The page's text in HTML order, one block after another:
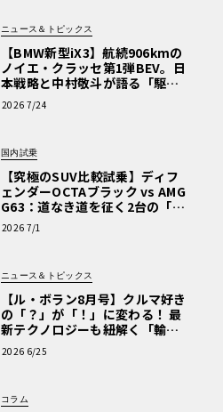
ニュース＆トピックス
【BMW新型iX3】航続906kmの
ノイエ・クラッセ第1弾BEV。日
本戦略と中村敬斗が語る「駆け
ぬける歓び」
2026 7/24
国内試乗
【究極のSUV比較試乗】ディフ
ェンダーOCTAブラック vs AMG
G63：道なき道を征く2台の「対
極的アプローチ」
2026 7/1
ニュース＆トピックス
【ル・ボラン8月号】クルマ好き
の「？」が「！」に変わる！ 最
新テクノロジーも紐解く「輸入
車Q&A」
2026 6/25
コラム